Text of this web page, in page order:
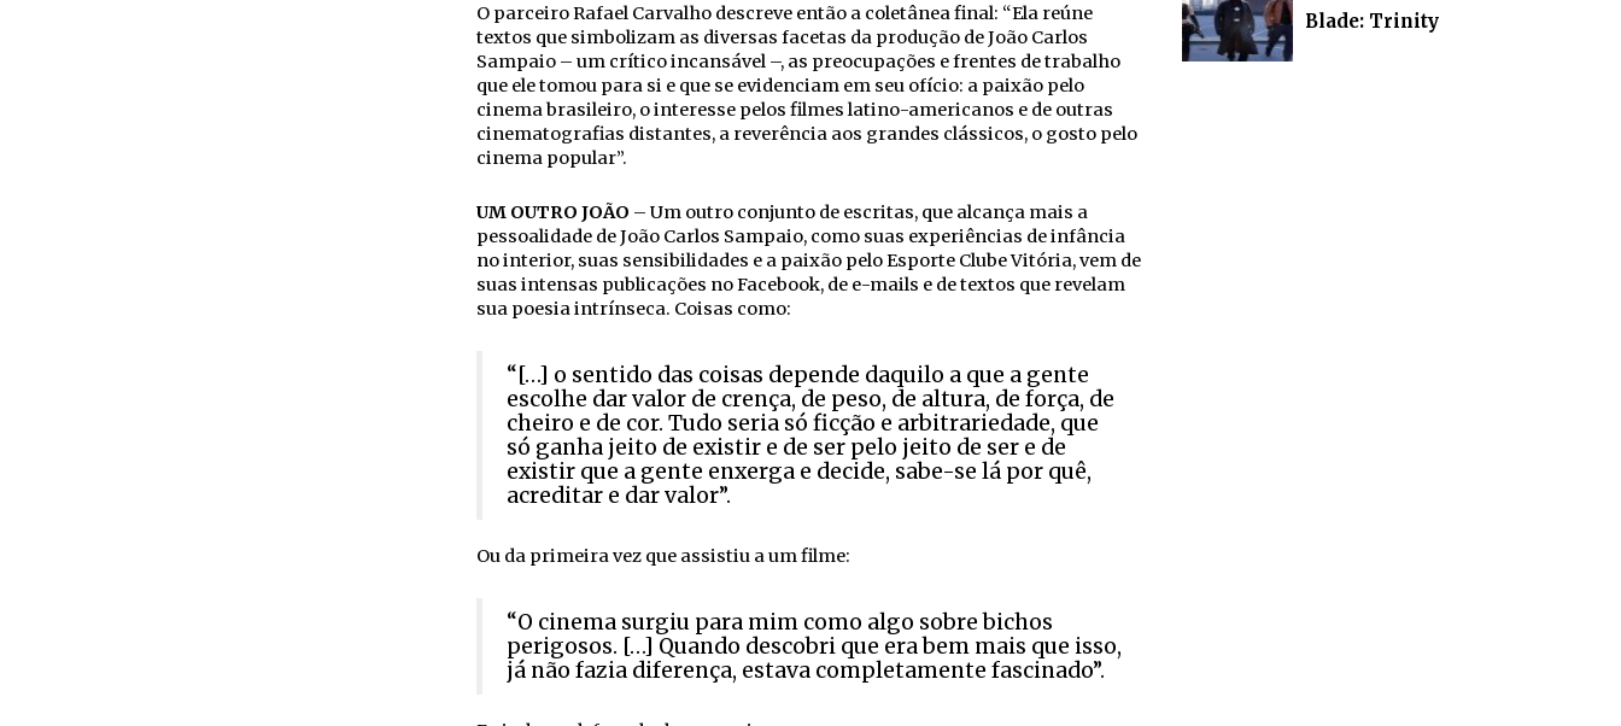
O parceiro Rafael Carvalho descreve então a coletânea final: “Ela reúne
textos que simbolizam as diversas facetas da produção de João Carlos
Sampaio – um crítico incansável –, as preocupações e frentes de trabalho
que ele tomou para si e que se evidenciam em seu ofício: a paixão pelo
cinema brasileiro, o interesse pelos filmes latino-americanos e de outras
cinematografias distantes, a reverência aos grandes clássicos, o gosto pelo
cinema popular”.
UM OUTRO JOÃO – Um outro conjunto de escritas, que alcança mais a
pessoalidade de João Carlos Sampaio, como suas experiências de infância
no interior, suas sensibilidades e a paixão pelo Esporte Clube Vitória, vem de
suas intensas publicações no Facebook, de e-mails e de textos que revelam
sua poesia intrínseca. Coisas como:
“[…] o sentido das coisas depende daquilo a que a gente
escolhe dar valor de crença, de peso, de altura, de força, de
cheiro e de cor. Tudo seria só ficção e arbitrariedade, que
só ganha jeito de existir e de ser pelo jeito de ser e de
existir que a gente enxerga e decide, sabe-se lá por quê,
acreditar e dar valor”.
Ou da primeira vez que assistiu a um filme:
“O cinema surgiu para mim como algo sobre bichos
perigosos. […] Quando descobri que era bem mais que isso,
já não fazia diferença, estava completamente fascinado”.
Blade: Trinity